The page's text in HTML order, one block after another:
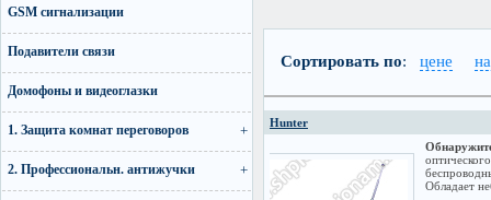
GSM сигнализации
Подавители связи
Домофоны и видеоглазки
1. Защита комнат переговоров
2. Профессиональн. антижучки
Сортировать по: цене
Hunter
Обладает